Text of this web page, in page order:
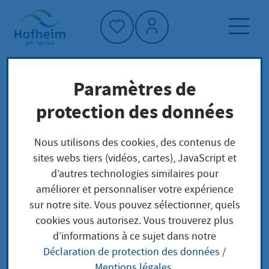
Accueil"
Page d'accueil
Trouver un service
Préoccupations locales
Zwischenprüfung zur Ermittlung des
Ausbildungsstandes während der
Berufsausbildung nach BBIG Abnahme
Zwischenprüfung zur
Ermittlung des
Paramètres de
protection des données
Nous utilisons des cookies, des contenus de
sites webs tiers (vidéos, cartes), JavaScript et
d’autres technologies similaires pour
améliorer et personnaliser votre expérience
sur notre site. Vous pouvez sélectionner, quels
cookies vous autorisez. Vous trouverez plus
d’informations à ce sujet dans notre
Déclaration de protection des données /